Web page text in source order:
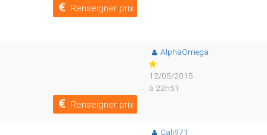
Renseigner prix
Renseigner prix
AlphaOmega
12/05/2015
à 22h51
Cali971